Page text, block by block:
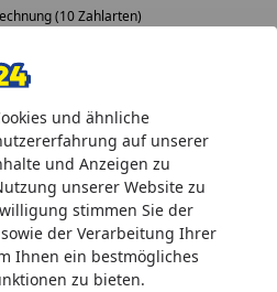
und ähnliche
auf unserer
und Anzeigen zu
unserer Website zu
stimmen Sie der
der Verarbeitung Ihrer
Ihnen ein bestmögliches
zu bieten.
(10 Zahlarten)
& Teichreinigung
AquaActiv